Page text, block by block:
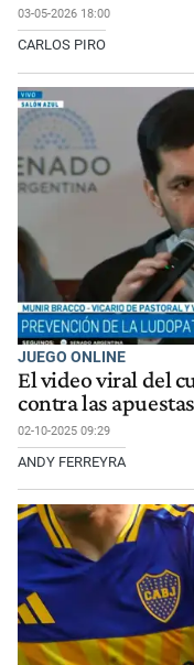
03-05-2026 18:00
CARLOS PIRO
JUEGO ONLINE
El video viral del
contra las
02-10-2025 09:29
ANDY FERREYRA